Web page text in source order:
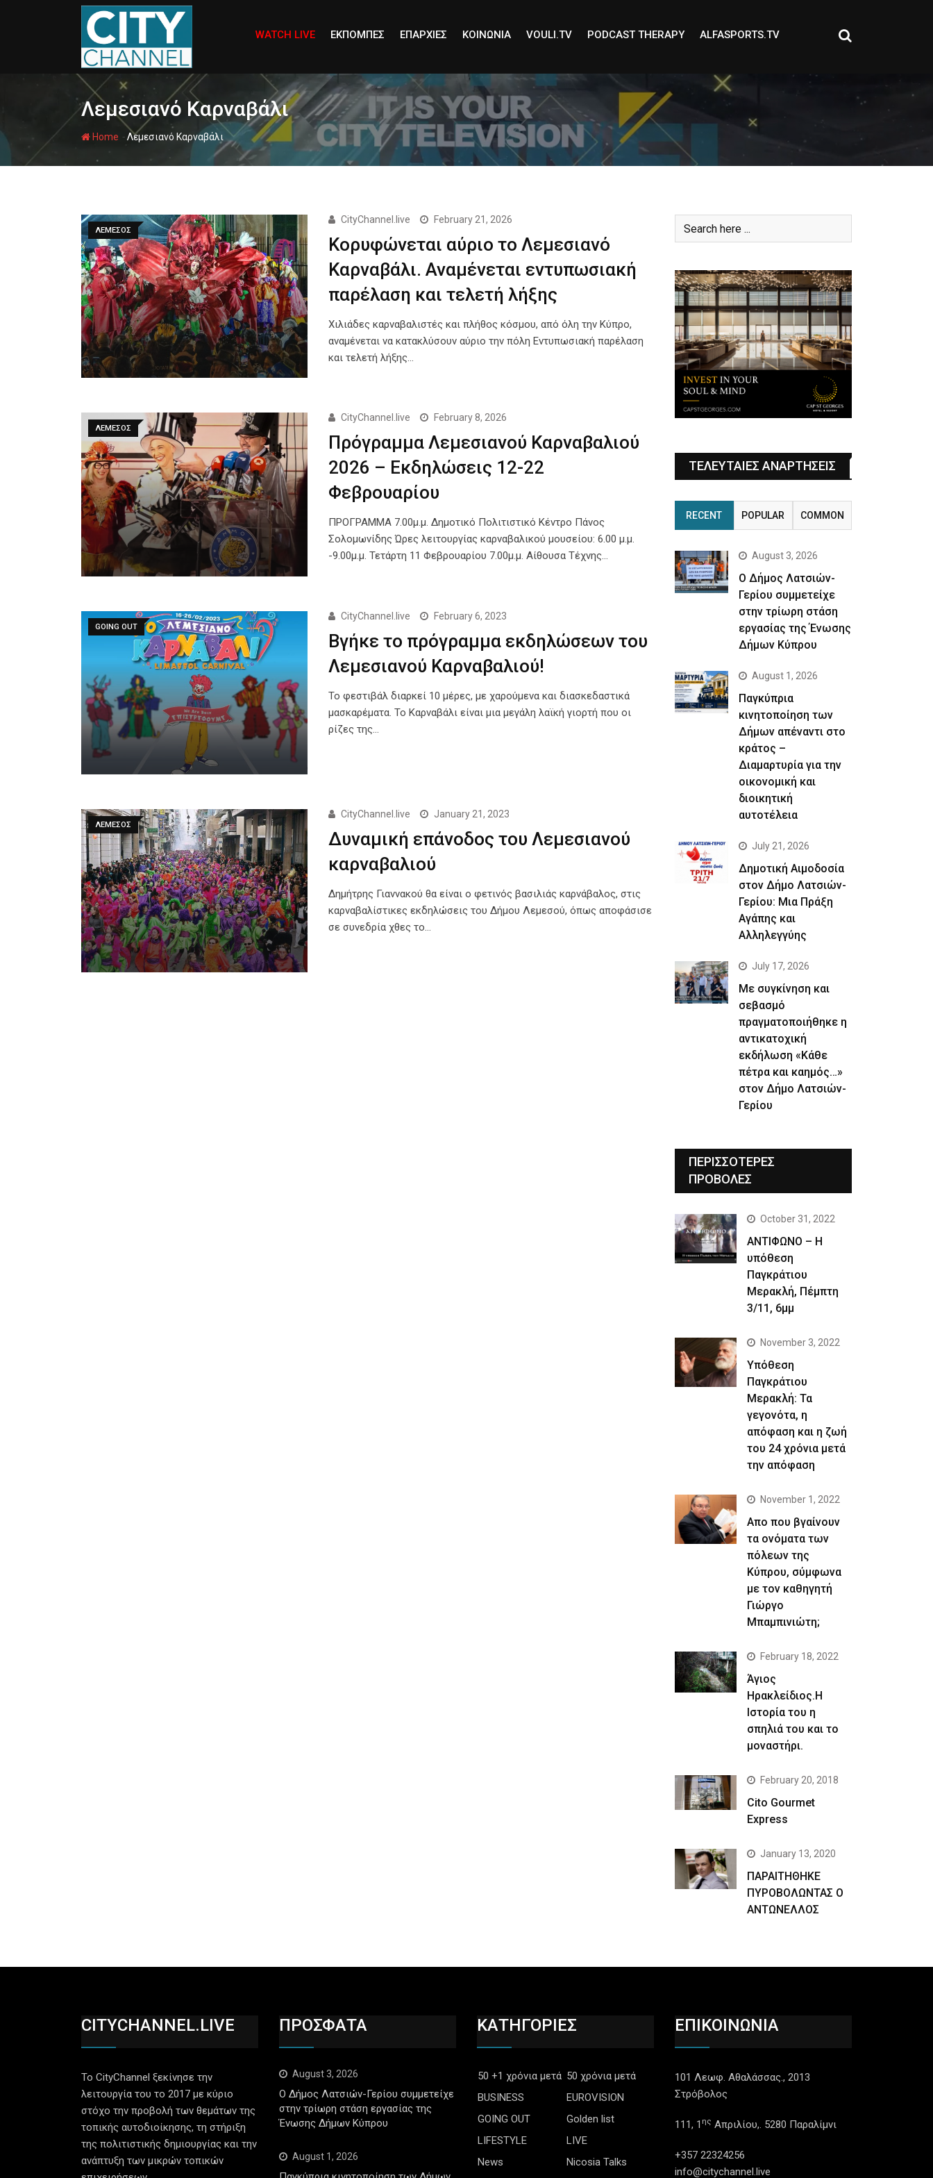
WATCH LIVE ΕΚΠΟΜΠΕΣ ΕΠΑΡΧΙΕΣ ΚΟΙΝΩΝΙΑ VOULI.TV PODCAST THERAPY ALFASPORTS.TV
Λεμεσιανό Καρναβάλι
Home -Λεμεσιανό Καρναβάλι
ΛΕΜΕΣΟΣ
CityChannel.live February 21, 2026
Κορυφώνεται αύριο το Λεμεσιανό
Καρναβάλι. Αναμένεται εντυπωσιακή
παρέλαση και τελετή λήξης
Χιλιάδες καρναβαλιστές και πλήθος κόσμου, από όλη την Κύπρο,
αναμένεται να κατακλύσουν αύριο την πόλη Εντυπωσιακή παρέλαση
και τελετή λήξης…
ΛΕΜΕΣΟΣ
CityChannel.live February 8, 2026
Πρόγραμμα Λεμεσιανού Καρναβαλιού
2026 – Εκδηλώσεις 12-22
Φεβρουαρίου
ΠΡΟΓΡΑΜΜΑ 7.00μ.μ. Δημοτικό Πολιτιστικό Κέντρο Πάνος
Σολομωνίδης Ώρες λειτουργίας καρναβαλικού μουσείου: 6.00 μ.μ.
-9.00μ.μ. Τετάρτη 11 Φεβρουαρίου 7.00μ.μ. Αίθουσα Τέχνης…
GOING OUT
CityChannel.live February 6, 2023
Βγήκε το πρόγραμμα εκδηλώσεων του
Λεμεσιανού Καρναβαλιού!
Το φεστιβάλ διαρκεί 10 μέρες, με χαρούμενα και διασκεδαστικά
μασκαρέματα. Το Καρναβάλι είναι μια μεγάλη λαϊκή γιορτή που οι
ρίζες της…
ΛΕΜΕΣΟΣ
CityChannel.live January 21, 2023
Δυναμική επάνοδος του Λεμεσιανού
καρναβαλιού
Δημήτρης Γιαννακού θα είναι ο φετινός βασιλιάς καρνάβαλος, στις
καρναβαλίστικες εκδηλώσεις του Δήμου Λεμεσού, όπως αποφάσισε
σε συνεδρία χθες το…
ΤΕΛΕΥΤΑΙΕΣ ΑΝΑΡΤΗΣΕΙΣ
RECENT POPULAR COMMON
August 3, 2026
Ο Δήμος Λατσιών-
Γερίου συμμετείχε
στην τρίωρη στάση
εργασίας της Ένωσης
Δήμων Κύπρου
August 1, 2026
Παγκύπρια
κινητοποίηση των
Δήμων απέναντι στο
κράτος –
Διαμαρτυρία για την
οικονομική και
διοικητική
αυτοτέλεια
July 21, 2026
Δημοτική Αιμοδοσία
στον Δήμο Λατσιών-
Γερίου: Μια Πράξη
Αγάπης και
Αλληλεγγύης
July 17, 2026
Με συγκίνηση και
σεβασμό
πραγματοποιήθηκε η
αντικατοχική
εκδήλωση «Κάθε
πέτρα και καημός…»
στον Δήμο Λατσιών-
Γερίου
ΠΕΡΙΣΣΟΤΕΡΕΣ
ΠΡΟΒΟΛΕΣ
October 31, 2022
ΑΝΤΙΦΩΝΟ – Η
υπόθεση
Παγκράτιου
Μερακλή, Πέμπτη
3/11, 6μμ
November 3, 2022
Yπόθεση
Παγκράτιου
Μερακλή: Τα
γεγονότα, η
απόφαση και η ζωή
του 24 χρόνια μετά
την απόφαση
November 1, 2022
Απο που βγαίνουν
τα ονόματα των
πόλεων της
Κύπρου, σύμφωνα
με τον καθηγητή
Γιώργο
Μπαμπινιώτη;
February 18, 2022
Άγιος
Ηρακλείδιος.Η
Ιστορία του η
σπηλιά του και το
μοναστήρι.
February 20, 2018
Cito Gourmet
Express
January 13, 2020
ΠΑΡΑΙΤΗΘΗΚΕ
ΠΥΡΟΒΟΛΩΝΤΑΣ Ο
ΑΝΤΩΝΕΛΛΟΣ
CITYCHANNEL.LIVE
Το CityChannel ξεκίνησε την
λειτουργία του το 2017 με κύριο
στόχο την προβολή των θεμάτων της
τοπικής αυτοδιοίκησης, τη στήριξη
της πολιτιστικής δημιουργίας και την
ανάπτυξη των μικρών τοπικών
ΠΡΟΣΦΑΤΑ
August 3, 2026
Ο Δήμος Λατσιών-Γερίου συμμετείχε
στην τρίωρη στάση εργασίας της
Ένωσης Δήμων Κύπρου
August 1, 2026
ΚΑΤΗΓΟΡΙΕΣ
50 +1 χρόνια μετά 50 χρόνια μετά
BUSINESS
EUROVISION
GOING OUT
Golden list
LIFESTYLE
LIVE
News
Nicosia Talks
ΕΠΙΚΟΙΝΩΝΙΑ
101 Λεωφ. Αθαλάσσας., 2013
Στρόβολος
111, 1 ης Απριλίου,. 5280 Παραλίμνι
+357 22324256
info@citychannel.live